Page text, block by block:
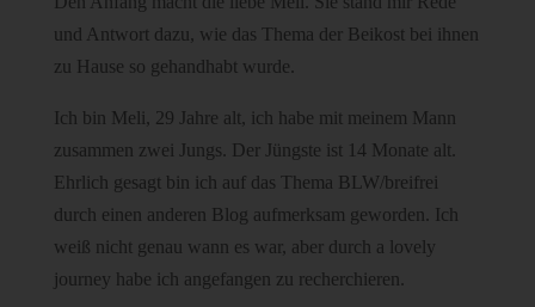
und Antwort dazu, wie das Thema der Beikost bei ihnen
zu Hause so gehandhabt wurde.
Ich bin Meli, 29 Jahre alt, ich habe mit meinem Mann
zusammen zwei Jungs. Der Jüngste ist 14 Monate alt.
Ehrlich gesagt bin ich auf das Thema BLW/breifrei
durch einen anderen Blog aufmerksam geworden. Ich
weiß nicht genau wann es war, aber durch a lovely
journey habe ich angefangen zu recherchieren.